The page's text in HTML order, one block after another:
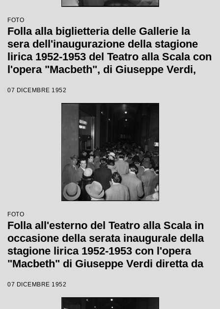
FOTO
Folla alla biglietteria delle Gallerie la
sera dell'inaugurazione della stagione
lirica 1952-1953 del Teatro alla Scala con
l'opera "Macbeth", di Giuseppe Verdi,
di Carl Ebert
07 DICEMBRE 1952
FOTO
Folla all'esterno del Teatro alla Scala in
occasione della serata inaugurale della
stagione lirica 1952-1953 con l'opera
"Macbeth" di Giuseppe Verdi diretta da
Ebert
07 DICEMBRE 1952